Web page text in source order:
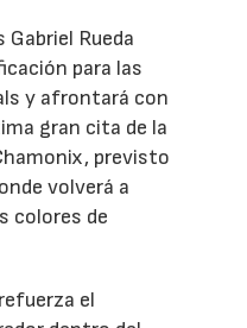
Rueda
para las
y afrontará con
gran cita de la
previsto
volverá a
colores de
el